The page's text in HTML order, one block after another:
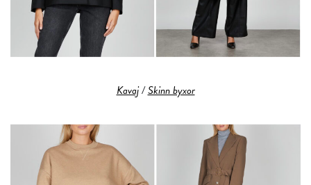
Kavaj/Skinn byxor